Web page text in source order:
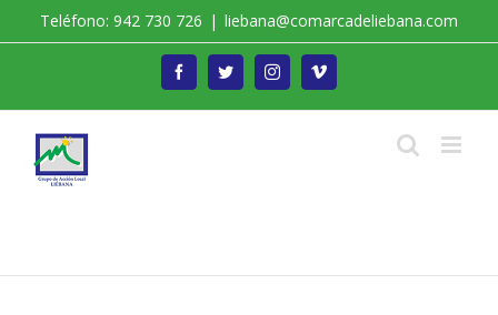
Teléfono: 942 730 726 | liebana@comarcadeliebana.com
FacebookTwitterInstagramVimeo